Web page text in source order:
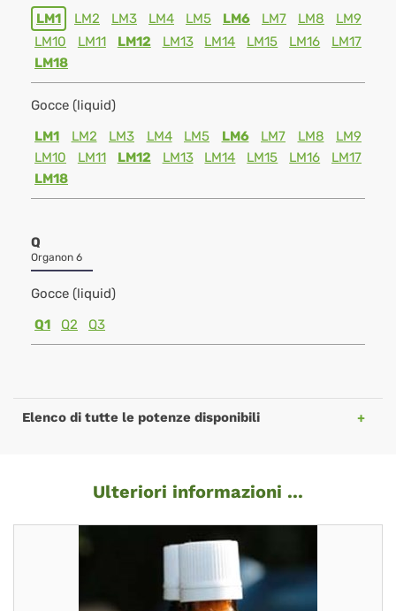
LM1 LM2 LM3 LM4 LM5 LM6 LM7 LM8
LM9
LM10
LM11 LM12 LM13 LM14 LM15 LM16
LM17
LM18
Gocce (liquid)
LM1
LM2 LM3 LM4 LM5 LM6 LM7 LM8
LM9
LM10
LM11 LM12 LM13 LM14 LM15 LM16
LM17
LM18
Q
Organon 6
Gocce (liquid)
Q1
Q2 Q3
Elenco di tutte le potenze disponibili
Ulteriori informazioni ...